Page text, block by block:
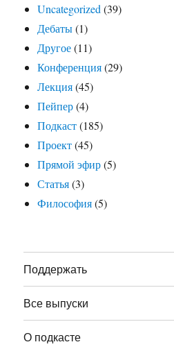
Uncategorized (39)
Дебаты(1)
Другое(11)
Конференция(29)
Лекция(45)
Пейпер(4)
Подкаст(185)
Проект(45)
Прямой эфир(5)
Статья(3)
Философия(5)
Поддержать
Все выпуски
О подкасте